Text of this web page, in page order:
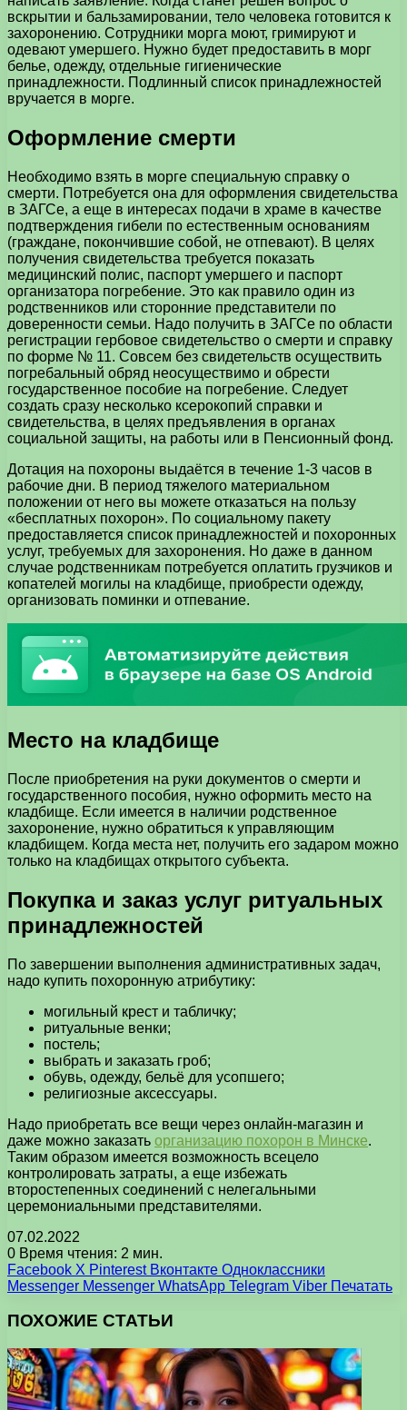
вскрытии и бальзамировании, тело человека готовится к
захоронению. Сотрудники морга моют, гримируют и
одевают умершего. Нужно будет предоставить в морг
белье, одежду, отдельные гигиенические
принадлежности. Подлинный список принадлежностей
вручается в морге.
Оформление смерти
Необходимо взять в морге специальную справку о
смерти. Потребуется она для оформления свидетельства
в ЗАГСе, а еще в интересах подачи в храме в качестве
подтверждения гибели по естественным основаниям
(граждане, покончившие собой, не отпевают). В целях
получения свидетельства требуется показать
медицинский полис, паспорт умершего и паспорт
организатора погребение. Это как правило один из
родственников или сторонние представители по
доверенности семьи. Надо получить в ЗАГСе по области
регистрации гербовое свидетельство о смерти и справку
по форме № 11. Совсем без свидетельств осуществить
погребальный обряд неосуществимо и обрести
государственное пособие на погребение. Следует
создать сразу несколько ксерокопий справки и
свидетельства, в целях предъявления в органах
социальной защиты, на работы или в Пенсионный фонд.
Дотация на похороны выдаётся в течение 1-3 часов в
рабочие дни. В период тяжелого материальном
положении от него вы можете отказаться на пользу
«бесплатных похорон». По социальному пакету
предоставляется список принадлежностей и похоронных
услуг, требуемых для захоронения. Но даже в данном
случае родственникам потребуется оплатить грузчиков и
копателей могилы на кладбище, приобрести одежду,
организовать поминки и отпевание.
Место на кладбище
После приобретения на руки документов о смерти и
государственного пособия, нужно оформить место на
кладбище. Если имеется в наличии родственное
захоронение, нужно обратиться к управляющим
кладбищем. Когда места нет, получить его задаром можно
только на кладбищах открытого субъекта.
Покупка и заказ услуг ритуальных
принадлежностей
По завершении выполнения административных задач,
надо купить похоронную атрибутику:
могильный крест и табличку;
ритуальные венки;
постель;
выбрать и заказать гроб;
обувь, одежду, бельё для усопшего;
религиозные аксессуары.
Надо приобретать все вещи через онлайн-магазин и
даже можно заказать организацию похорон в Минске.
Таким образом имеется возможность всецело
контролировать затраты, а еще избежать
второстепенных соединений с нелегальными
церемониальными представителями.
07.02.2022
0 Время чтения: 2 мин.
Facebook X Pinterest Вконтакте Одноклассники
Messenger Messenger WhatsApp Telegram Viber Печатать
ПОХОЖИЕ СТАТЬИ